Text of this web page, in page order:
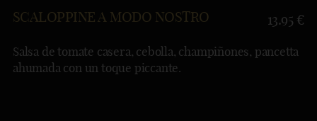
SCALOPPINE A MODO NOSTRO 13.95 €
Salsa de tomate casera, cebolla, champiñones, pancetta
ahumada con un toque piccante.